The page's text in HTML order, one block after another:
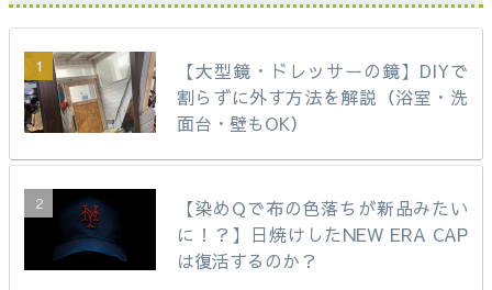
【大型鏡・ドレッサーの鏡】DIYで
割らずに外す方法を解説（浴室・洗
面台・壁もOK）
【染めQで布の色落ちが新品みたい
に！？】日焼けしたNEW ERA CAP
は復活するのか？